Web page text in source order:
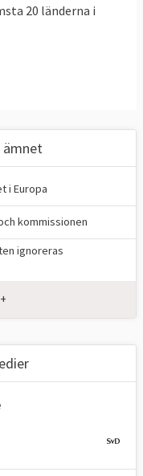
statens
och
på varje
system. Men
20 länderna i
ämnet
i Europa
kommissionen
ignoreras